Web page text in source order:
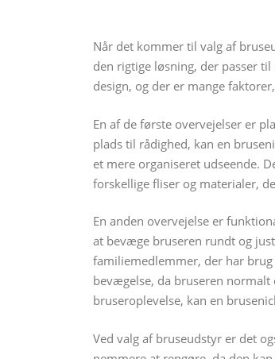
Når det kommer til valg af
den rigtige løsning, der passer
design, og der er mange
En af de første overvejelser er
plads til rådighed, kan en
et mere organiseret udseende.
forskellige fliser og materialer,
En anden overvejelse er
at bevæge bruseren rundt og
familiemedlemmer, der har
bevægelse, da bruseren
bruseroplevelse, kan en
Ved valg af bruseudstyr er det